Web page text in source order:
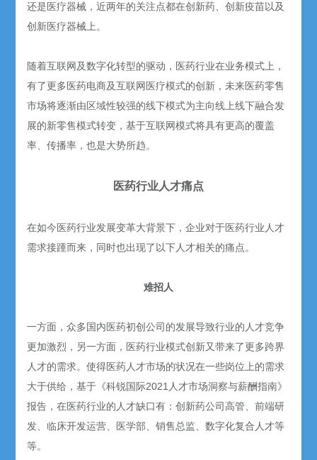
还是医疗器械，近两年的关注点都在创新药、创新疫苗以及
创新医疗器械上。
随着互联网及数字化转型的驱动，医药行业在业务模式上，
有了更多医药电商及互联网医疗模式的创新，未来医药零售
市场将逐渐由区域性较强的线下模式为主向线上线下融合发
展的新零售模式转变，基于互联网模式将具有更高的覆盖
率、传播率，也是大势所趋。
医药行业人才痛点
在如今医药行业发展变革大背景下，企业对于医药行业人才
需求接踵而来，同时也出现了以下人才相关的痛点。
难招人
一方面，众多国内医药初创公司的发展导致行业的人才竞争
更加激烈，另一方面，医药行业模式创新又带来了更多跨界
人才的需求。使得医药人才市场的状况在一些岗位上的需求
大于供给，基于《科锐国际2021人才市场洞察与薪酬指南》
报告，在医药行业的人才缺口有：创新药公司高管、前端研
发、临床开发运营、医学部、销售总监、数字化复合人才等
等。